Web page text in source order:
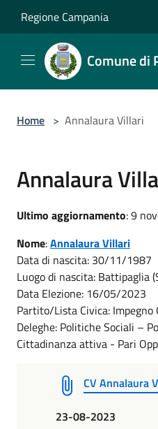
Regione Campania
Comune di
Home > Annalaura Villari
Annalaura
Ultimo aggiornamento: 9
Nome:Annalaura Villari
Data di nascita: 30/11/1987
Luogo di nascita: Battipaglia
Data Elezione: 16/05/2023
Partito/Lista Civica: Impegno
Deleghe: Politiche Sociali –
Cittadinanza attiva - Pari
CV Annalaura
23-08-2023